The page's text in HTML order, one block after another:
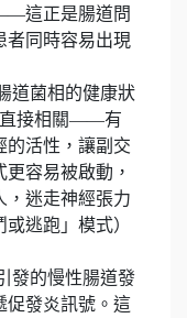
這正是腸道問
者同時容易出現
道菌相的健康狀
直接相關——有
的活性，讓副交
容易被啟動，
，迷走神經張力
逃跑」模式）
發的慢性腸道發
促發炎訊號。這